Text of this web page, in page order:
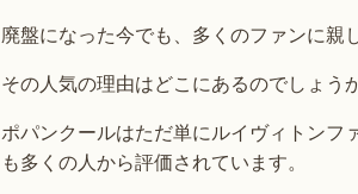
廃盤になった今でも、多くのファンに親
その人気の理由はどこにあるのでしょうか
ポパンクールはただ単にルイヴィトンフ
も多くの人から評価されています。